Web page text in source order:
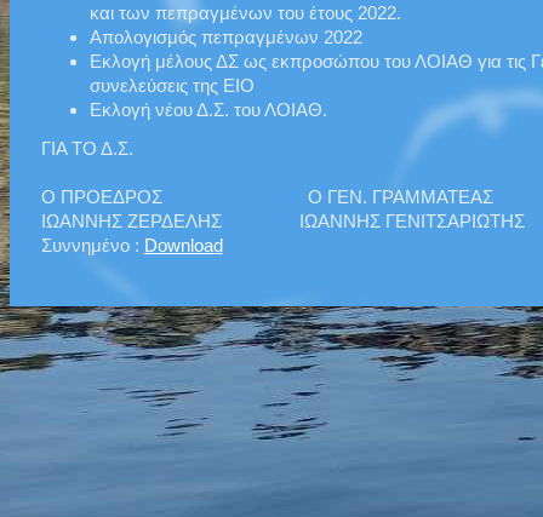
και των πεπραγμένων του έτους 2022.
Απολογισμός πεπραγμένων 2022
Εκλογή μέλους ΔΣ ως εκπροσώπου του ΛΟΙΑΘ για τις
συνελεύσεις της ΕΙΟ
Εκλογή νέου Δ.Σ. του ΛΟΙΑΘ.
ΓΙΑ ΤΟ Δ.Σ.
Ο ΠΡΟΕΔΡΟΣ Ο ΓΕΝ. ΓΡΑΜΜΑΤΕΑΣ
ΙΩΑΝΝΗΣ ΖΕΡΔΕΛΗΣ ΙΩΑΝΝΗΣ ΓΕΝΙΤΣΑΡΙΩΤΗΣ
Συννημένο : Download